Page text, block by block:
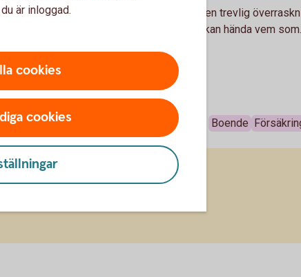
för hus-
kan ligga
skada.
Försäkringar
Vattenskada är ingen trevlig
i hemmet och den kan hända vem som
förebygga vattenskada och hur du bör
agera om olyckan redan inträffat.
8 okt. 2025
Boende
är inloggad.
cookies
cookies